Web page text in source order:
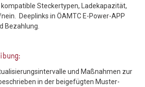
kompatible Steckertypen, Ladekapazität,
Deeplinks in ÖAMTC E-Power-APP
Bezahlung.
und Maßnahmen zur
in der beigefügten Muster-